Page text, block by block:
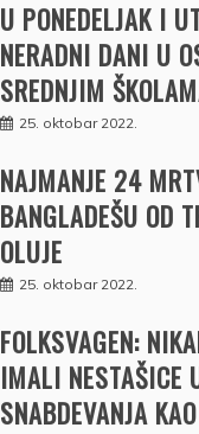
U PONEDELJAK I
NERADNI DANI U
SREDNJIM
25. oktobar 2022.
NAJMANJE 24
BANGLADEŠU OD
OLUJE
25. oktobar 2022.
FOLKSVAGEN:
IMALI NESTAŠICE
SNABDEVANJA